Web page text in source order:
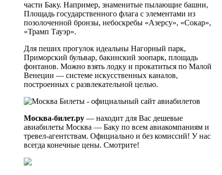
части Баку. Например, знаменитые пылающие башни,
Площадь государственного флага с элементами из
позолоченной бронзы, небоскребы «Азерсу», «Сокар»,
«Трамп Тауэр».
Для пеших прогулок идеальны Нагорный парк,
Приморский бульвар, бакинский зоопарк, площадь
фонтанов. Можно взять лодку и прокатиться по Малой
Венеции — системе искусственных каналов,
построенных с развлекательной целью.
Москва-билет.ру — находит для Вас дешевые
авиабилеты Москва — Баку по всем авиакомпаниям и
тревел-агентствам. Официально и без комиссий! У нас
всегда конечные цены. Смотрите!